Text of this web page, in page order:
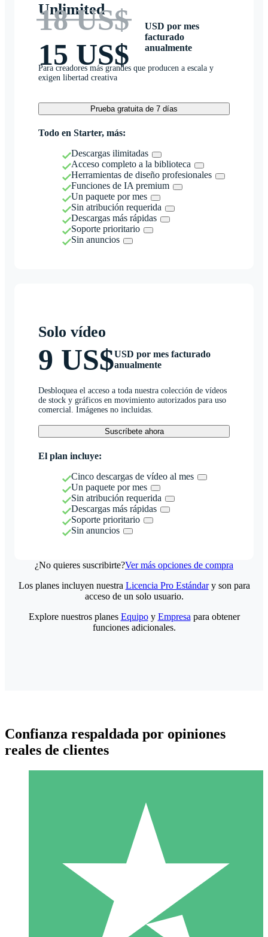
Unlimited
18 US$
15 US$
USD por mes
facturado
anualmente
Para creadores más grandes que producen a escala y
exigen libertad creativa
Prueba gratuita de 7 días
Todo en Starter, más:
Descargas ilimitadas
Acceso completo a la biblioteca
Herramientas de diseño profesionales
Funciones de IA premium
Un paquete por mes
Sin atribución requerida
Descargas más rápidas
Soporte prioritario
Sin anuncios
Solo vídeo
9 US$USD por mes facturado
anualmente
Desbloquea el acceso a toda nuestra colección de vídeos
de stock y gráficos en movimiento autorizados para uso
comercial. Imágenes no incluidas.
Suscríbete ahora
El plan incluye:
Cinco descargas de vídeo al mes
Un paquete por mes
Sin atribución requerida
Descargas más rápidas
Soporte prioritario
Sin anuncios
¿No quieres suscribirte?Ver más opciones de compra
Paquetes de Créditos Individuales
Paga según el uso con créditos de descarga. Sin compromiso
10 00
Los planes incluyen nuestra Licencia Pro Estándary son para
acceso de un solo usuario.
Explore nuestros planes Equipoy Empresa para obtener
funciones adicionales.
Confianza respaldada por opiniones
reales de clientes